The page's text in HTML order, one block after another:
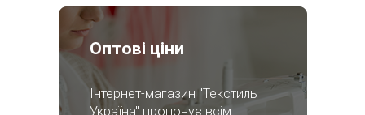
Оптові ціни
Інтернет-магазин "Текстиль
Україна" пропонує всім